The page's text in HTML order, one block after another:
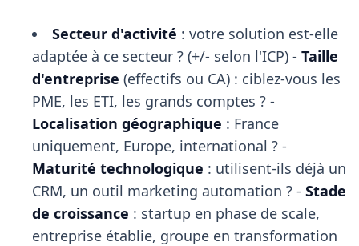
Secteur d'activité : votre solution est-elle
adaptée à ce secteur ? (+/- selon l'ICP) - Taille
d'entreprise (effectifs ou CA) : ciblez-vous les
PME, les ETI, les grands comptes ? -
Localisation géographique : France
uniquement, Europe, international ? -
Maturité technologique : utilisent-ils déjà un
CRM, un outil marketing automation ? - Stade
de croissance : startup en phase de scale,
entreprise établie, groupe en transformation